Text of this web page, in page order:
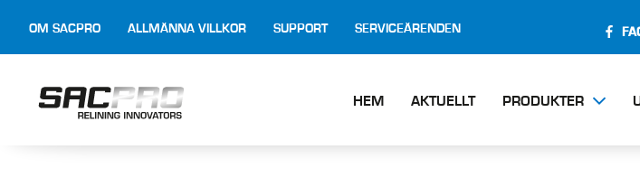
OM SACPRO ALLMÄNNA VILLKOR SUPPORT SERVICEÄRENDEN
HEM AKTUELLT PRODUKTER